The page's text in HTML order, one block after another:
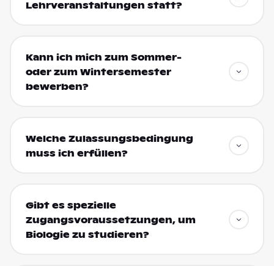
Lehrveranstaltungen statt?
Kann ich mich zum Sommer-
oder zum Wintersemester
bewerben?
Welche Zulassungsbedingung
muss ich erfüllen?
Gibt es spezielle
Zugangsvoraussetzungen, um
Biologie zu studieren?